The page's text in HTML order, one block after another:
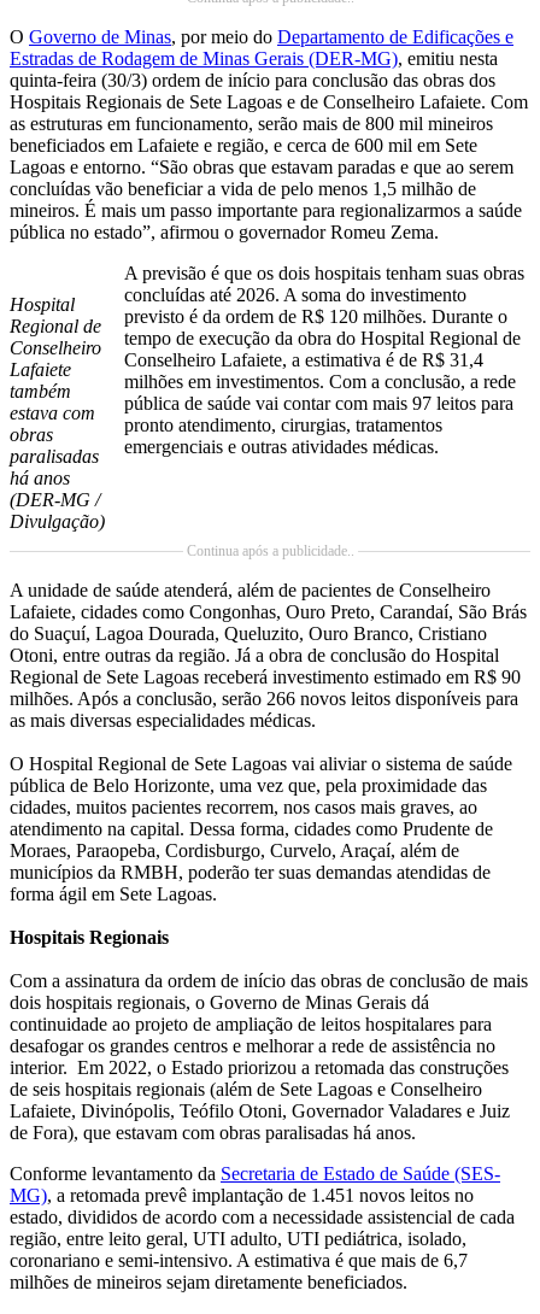
O Governo de Minas, por meio do Departamento de Edificações e
Estradas de Rodagem de Minas Gerais (DER-MG), emitiu nesta
quinta-feira (30/3) ordem de início para conclusão das obras dos
Hospitais Regionais de Sete Lagoas e de Conselheiro Lafaiete. Com
as estruturas em funcionamento, serão mais de 800 mil mineiros
beneficiados em Lafaiete e região, e cerca de 600 mil em Sete
Lagoas e entorno. “São obras que estavam paradas e que ao serem
concluídas vão beneficiar a vida de pelo menos 1,5 milhão de
mineiros. É mais um passo importante para regionalizarmos a saúde
pública no estado”, afirmou o governador Romeu Zema.
Hospital
Regional de
Conselheiro
Lafaiete
também
estava com
obras
paralisadas
há anos
(DER-MG /
Divulgação)
A previsão é que os dois hospitais tenham suas obras
concluídas até 2026. A soma do investimento
previsto é da ordem de R$ 120 milhões. Durante o
tempo de execução da obra do Hospital Regional de
Conselheiro Lafaiete, a estimativa é de R$ 31,4
milhões em investimentos. Com a conclusão, a rede
pública de saúde vai contar com mais 97 leitos para
pronto atendimento, cirurgias, tratamentos
emergenciais e outras atividades médicas.
Continua após a publicidade..
A unidade de saúde atenderá, além de pacientes de Conselheiro
Lafaiete, cidades como Congonhas, Ouro Preto, Carandaí, São Brás
do Suaçuí, Lagoa Dourada, Queluzito, Ouro Branco, Cristiano
Otoni, entre outras da região. Já a obra de conclusão do Hospital
Regional de Sete Lagoas receberá investimento estimado em R$ 90
milhões. Após a conclusão, serão 266 novos leitos disponíveis para
as mais diversas especialidades médicas.
O Hospital Regional de Sete Lagoas vai aliviar o sistema de saúde
pública de Belo Horizonte, uma vez que, pela proximidade das
cidades, muitos pacientes recorrem, nos casos mais graves, ao
atendimento na capital. Dessa forma, cidades como Prudente de
Moraes, Paraopeba, Cordisburgo, Curvelo, Araçaí, além de
municípios da RMBH, poderão ter suas demandas atendidas de
forma ágil em Sete Lagoas.
Hospitais Regionais
Com a assinatura da ordem de início das obras de conclusão de mais
dois hospitais regionais, o Governo de Minas Gerais dá
continuidade ao projeto de ampliação de leitos hospitalares para
desafogar os grandes centros e melhorar a rede de assistência no
interior. Em 2022, o Estado priorizou a retomada das construções
de seis hospitais regionais (além de Sete Lagoas e Conselheiro
Lafaiete, Divinópolis, Teófilo Otoni, Governador Valadares e Juiz
de Fora), que estavam com obras paralisadas há anos.
Conforme levantamento da Secretaria de Estado de Saúde (SES-
MG), a retomada prevê implantação de 1.451 novos leitos no
estado, divididos de acordo com a necessidade assistencial de cada
região, entre leito geral, UTI adulto, UTI pediátrica, isolado,
coronariano e semi-intensivo. A estimativa é que mais de 6,7
milhões de mineiros sejam diretamente beneficiados.